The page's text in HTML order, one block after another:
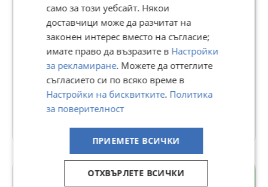
i-dealbg.com
24230 рейтинг
В Bazar.BG от 18 февруари 2014г.
Последно активен днес в 13:10 ч.
Телефон(и):0879940971
7-ми 11-ти километър
само за този уебсайт. Някои
доставчици може да разчитат на
законен интерес вместо на съгласие;
имате право да възразите в Настройки
за рекламиране. Можете да оттеглите
съгласието си по всяко време в
Настройки на бисквитките. Политика
за поверителност
ПРИЕМЕТЕ ВСИЧКИ
ОТХВЪРЛЕТЕ ВСИЧКИ